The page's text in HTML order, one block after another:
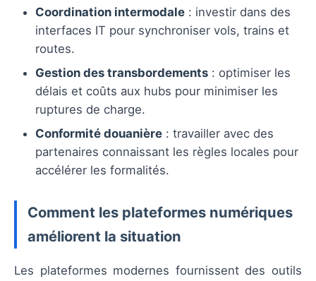
Coordination intermodale : investir dans des
interfaces IT pour synchroniser vols, trains et
routes.
Gestion des transbordements : optimiser les
délais et coûts aux hubs pour minimiser les
ruptures de charge.
Conformité douanière : travailler avec des
partenaires connaissant les règles locales pour
accélérer les formalités.
Comment les plateformes numériques
améliorent la situation
Les plateformes modernes fournissent des outils